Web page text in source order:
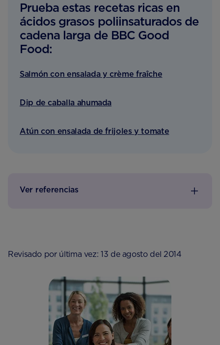
Prueba estas recetas ricas en
ácidos grasos poliinsaturados de
cadena larga de BBC Good
Food:
Salmón con ensalada y crème fraîche
Dip de caballa ahumada
Atún con ensalada de frijoles y tomate
Ver referencias
Revisado por última vez: 13 de agosto del 2014